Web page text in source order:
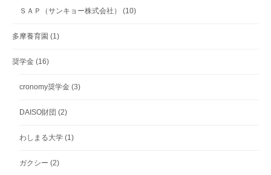
ＳＡＰ（サンキョー株式会社） (10)
多摩養育園 (1)
奨学金 (16)
cronomy奨学金 (3)
DAISO財団 (2)
わしまる大学 (1)
ガクシー (2)